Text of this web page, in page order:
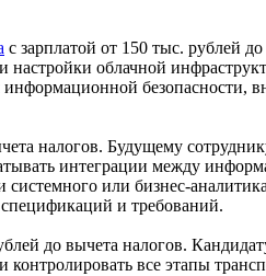
с зарплатой от 150 тыс. рублей
облачной
безопасности,
налогов. Будущему
интеграции между
или бизнес-
и требований.
до вычета налогов.
все этапы